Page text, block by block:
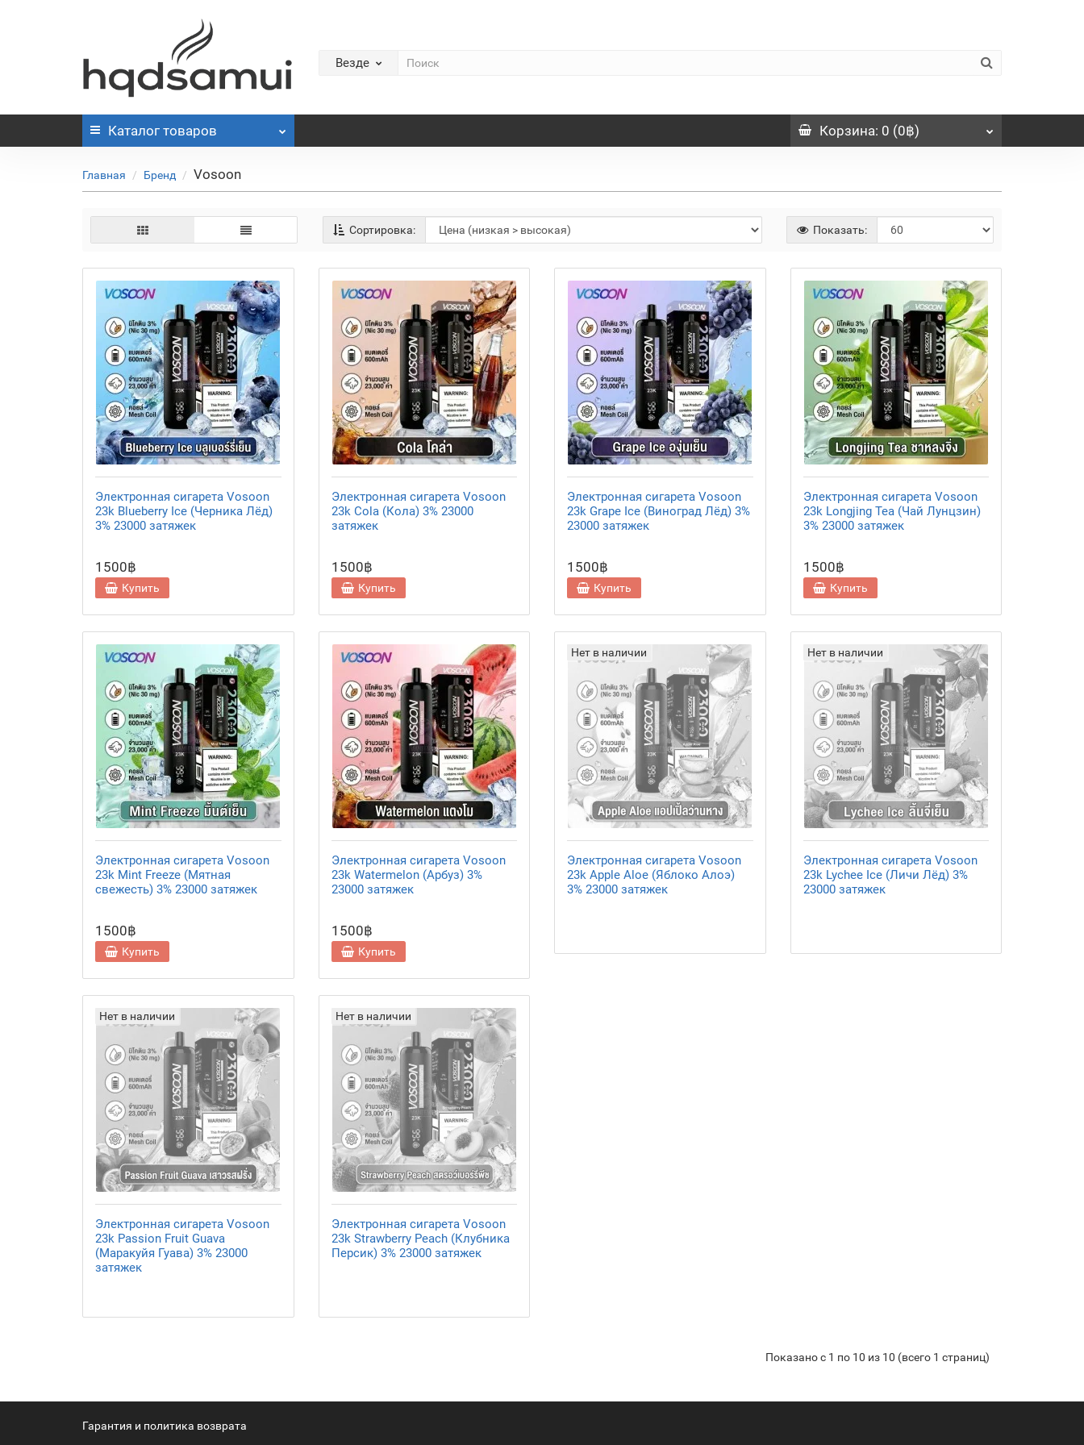
Везде
Каталог товаров Корзина: 0 (0฿)
Главная Бренд Vosoon
Сортировка: Показать:
Электронная сигарета Vosoon
23k Blueberry Ice (Черника Лёд)
3% 23000 затяжек
1500฿
Купить
Электронная сигарета Vosoon
23k Cola (Кола) 3% 23000
затяжек
1500฿
Купить
Электронная сигарета Vosoon
23k Grape Ice (Виноград Лёд) 3%
23000 затяжек
1500฿
Купить
Электронная сигарета Vosoon
23k Longjing Tea (Чай Лунцзин)
3% 23000 затяжек
1500฿
Купить
Электронная сигарета Vosoon
23k Mint Freeze (Мятная
свежесть) 3% 23000 затяжек
1500฿
Купить
Электронная сигарета Vosoon
23k Watermelon (Арбуз) 3%
23000 затяжек
1500฿
Купить
Нет в наличии
Электронная сигарета Vosoon
23k Apple Aloe (Яблоко Алоэ)
3% 23000 затяжек
Нет в наличии
Электронная сигарета Vosoon
23k Lychee Ice (Личи Лёд) 3%
23000 затяжек
Нет в наличии
Электронная сигарета Vosoon
23k Passion Fruit Guava
(Маракуйя Гуава) 3% 23000
затяжек
Нет в наличии
Электронная сигарета Vosoon
23k Strawberry Peach (Клубника
Персик) 3% 23000 затяжек
Показано с 1 по 10 из 10 (всего 1 страниц)
Гарантия и политика возврата